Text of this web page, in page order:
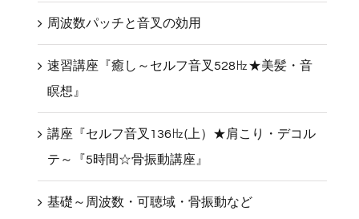
音叉の効果と理由
周波数パッチと音叉の効用
速習講座『癒し～セルフ音叉528㎐★美髪・音
瞑想』
講座『セルフ音叉136㎐(上）★肩こり・デコル
テ～『5時間☆骨振動講座』